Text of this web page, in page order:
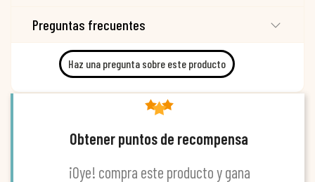
Preguntas frecuentes
Haz una pregunta sobre este producto
Obtener puntos de recompensa
¡Oye! compra este producto y gana